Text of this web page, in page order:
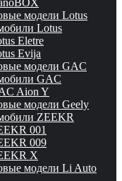
модели Lotus
Lotus
Eletre
Evija
модели GAC
GAC
Aion Y
модели Geely
ZEEKR
001
009
X
модели Li Auto